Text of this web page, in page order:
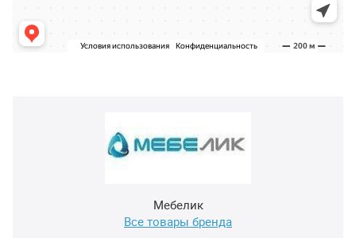
Мебелик
Все товары бренда